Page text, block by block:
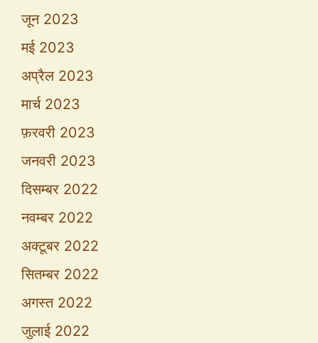
जून 2023
मई 2023
अप्रैल 2023
मार्च 2023
फ़रवरी 2023
जनवरी 2023
दिसम्बर 2022
नवम्बर 2022
अक्टूबर 2022
सितम्बर 2022
अगस्त 2022
जुलाई 2022